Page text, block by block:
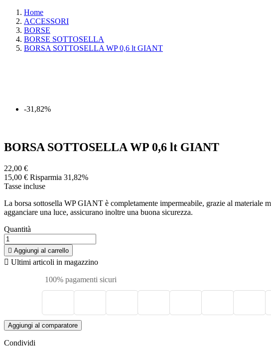
Home
ACCESSORI
BORSE
BORSE SOTTOSELLA
BORSA SOTTOSELLA WP 0,6 lt GIANT
-31,82%
BORSA SOTTOSELLA WP 0,6 lt GIANT
22,00 €
15,00 € Risparmia 31,82%
Tasse incluse
La borsa sottosella WP GIANT è completamente impermeabile, grazie al
agganciare una luce, assicurano inoltre una buona sicurezza.
Quantità
 Aggiungi al carrello
 Ultimi articoli in magazzino
100% pagamenti sicuri
Aggiungi al comparatore
Condividi